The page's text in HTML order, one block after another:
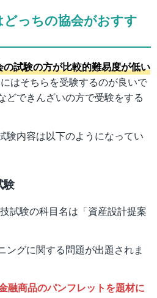
っちの協会がおすす
試験の方が比較的難易度が低い
はそちらを受験するのが良いで
どできんざいの方で受験をする
験内容は以下のようになってい
験
試験の科目名は「資産設計提案
ングに関する問題が出題されま
融商品のパンフレットを題材に